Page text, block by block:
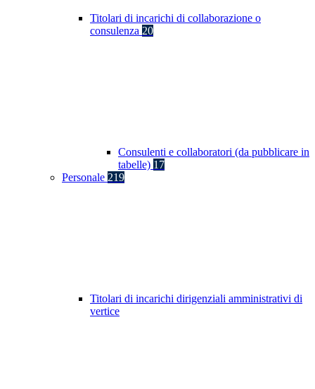
Titolari di incarichi di collaborazione o
consulenza 20
Consulenti e collaboratori (da pubblicare in
tabelle) 17
Personale 219
Titolari di incarichi dirigenziali amministrativi di
vertice